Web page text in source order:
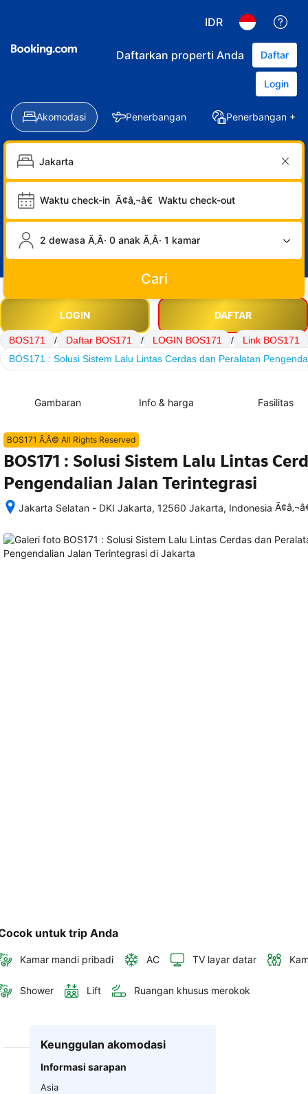
IDR
Daftarkan properti Anda Daftar
Login
Akomodasi Penerbangan Penerbangan +
Waktu check-in Ã¢â‚¬â€ Waktu check-out
2 dewasa Ã‚Â· 0 anak Ã‚Â· 1 kamar
Cari
LOGIN DAFTAR
BOS171 / Daftar BOS171 / LOGIN BOS171 /
Link BOS171
BOS171 : Solusi Sistem Lalu Lintas Cerdas dan Peralatan
Gambaran Info & harga Fasilitas
BOS171 Ã‚Â© All Rights Reserved
BOS171 : Solusi Sistem Lalu Lintas
Pengendalian Jalan Terintegrasi
Jakarta Selatan - DKI Jakarta, 12560 Jakarta, Indonesia
memesan,
semua
rincian
untuk trip Anda
Kamar mandi pribadi AC TV layar datar
Shower Lift Ruangan khusus merokok
Keunggulan akomodasi
Informasi sarapan
Asia